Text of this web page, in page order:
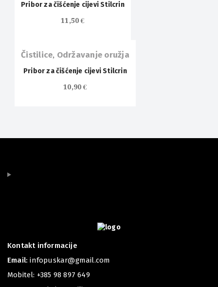
Pribor za čišćenje cijevi Stilcrin
11,50€
Čistilice, Održavanje oružja
Pribor za čišćenje cijevi Stilcrin
10,90€
Kontakt informacije
Email:infopuskar@gmail.com
Mobitel: +385 98 897 649